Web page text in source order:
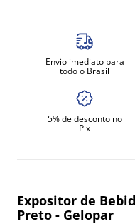
Envio imediato para
todo o Brasil
5% de desconto no
Pix
Expositor de
Preto - Gelopar
amassadeira